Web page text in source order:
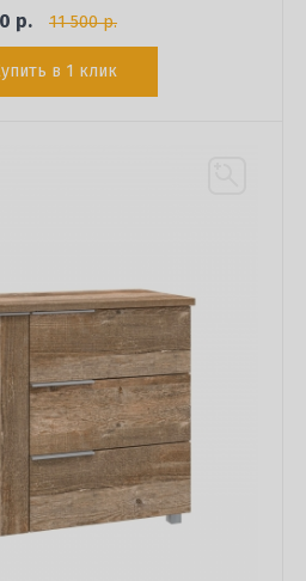
р. 11 500 р.
в 1 клик